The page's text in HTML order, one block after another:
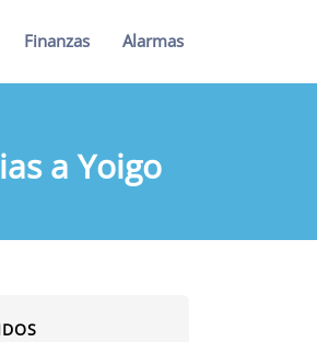
Finanzas Alarmas
a Yoigo